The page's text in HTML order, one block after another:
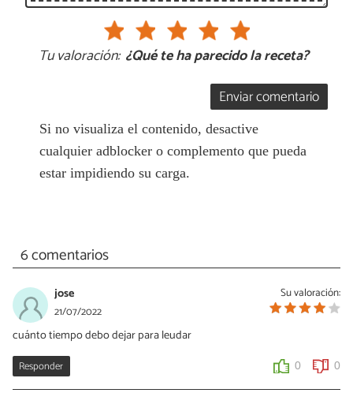
Tu valoración: ¿Qué te ha parecido la receta?
Enviar comentario
Si no visualiza el contenido, desactive
cualquier adblocker o complemento que pueda
estar impidiendo su carga.
6 comentarios
Su valoración:
jose
21/07/2022
cuánto tiempo debo dejar para leudar
Responder 0 0